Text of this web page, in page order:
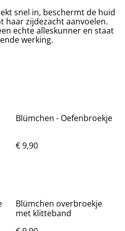
snel in, beschermt de huid
haar zijdezacht aanvoelen.
echte alleskunner en staat
werking.
Blümchen - Oefenbroekje
€ 9,90
Blümchen overbroekje
met klitteband